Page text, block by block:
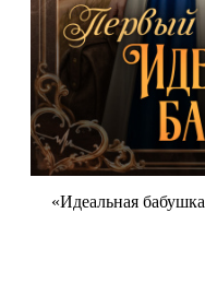
«Идеальная